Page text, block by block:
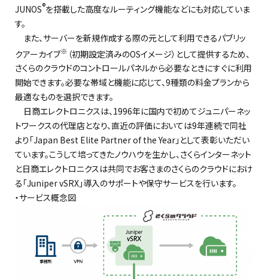
JUNOS®を搭載した高度なルーティング機能などにも対応していま
す。
また、サーバーを新規作成する際の元として利用できるパブリッ
クアーカイブ※ （初期設定済みのOSイメージ）として提供するため、
さくらのクラウドのコントロールパネルから必要なときにすぐに利用
開始できます。必要な帯域と機能に応じて、9種類の料金プランから
最適なものを選択できます。
日商エレクトロニクスは、1996年に国内で初めてジュニパーネッ
トワークスの代理店となり、直近の評価においては9年連続で同社
より「Japan Best Elite Partner of the Year」として表彰いただい
ています。こうして培ってきたノウハウを生かし、さくらインターネット
と日商エレクトロニクスは共同でお客さまのさくらのクラウドにおけ
る「Juniper vSRX」導入のサポートや保守サービスを行います。
・サービス概念図